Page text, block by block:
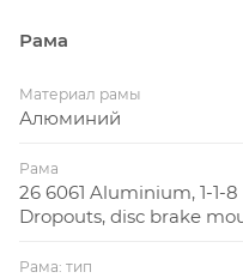
Рама
Материал рамы
Алюминий
Рама
26 6061 Aluminium, 1-1-
Dropouts, disc brake
Рама: тип